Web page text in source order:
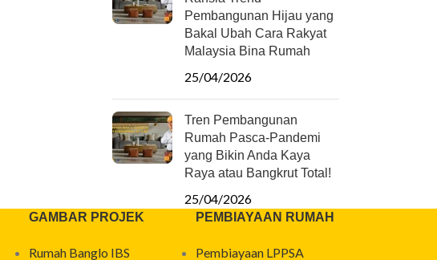
Pembangunan Hijau yang
Bakal Ubah Cara Rakyat
Malaysia Bina Rumah
25/04/2026
Tren Pembangunan
Rumah Pasca-Pandemi
yang Bikin Anda Kaya
Raya atau Bangkrut Total!
25/04/2026
GAMBAR PROJEK
Rumah Banglo IBS
PEMBIAYAAN RUMAH
Pembiayaan LPPSA